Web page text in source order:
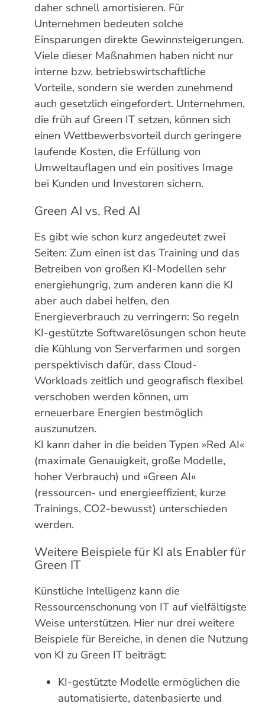
daher schnell amortisieren. Für
Unternehmen bedeuten solche
Einsparungen direkte Gewinnsteigerungen.
Viele dieser Maßnahmen haben nicht nur
interne bzw. betriebswirtschaftliche
Vorteile, sondern sie werden zunehmend
auch gesetzlich eingefordert. Unternehmen,
die früh auf Green IT setzen, können sich
einen Wettbewerbsvorteil durch geringere
laufende Kosten, die Erfüllung von
Umweltauflagen und ein positives Image
bei Kunden und Investoren sichern.
Green AI vs. Red AI
Es gibt wie schon kurz angedeutet zwei
Seiten: Zum einen ist das Training und das
Betreiben von großen KI-Modellen sehr
energiehungrig, zum anderen kann die KI
aber auch dabei helfen, den
Energieverbrauch zu verringern: So regeln
KI-gestützte Softwarelösungen schon heute
die Kühlung von Serverfarmen und sorgen
perspektivisch dafür, dass Cloud-
Workloads zeitlich und geografisch flexibel
verschoben werden können, um
erneuerbare Energien bestmöglich
auszunutzen.
KI kann daher in die beiden Typen »Red AI«
(maximale Genauigkeit, große Modelle,
hoher Verbrauch) und »Green AI«
(ressourcen- und energieeffizient, kurze
Trainings, CO2-bewusst) unterschieden
werden.
Weitere Beispiele für KI als Enabler für
Green IT
Künstliche Intelligenz kann die
Ressourcenschonung von IT auf vielfältigste
Weise unterstützen. Hier nur drei weitere
Beispiele für Bereiche, in denen die Nutzung
von KI zu Green IT beiträgt:
KI-gestützte Modelle ermöglichen die
automatisierte, datenbasierte und